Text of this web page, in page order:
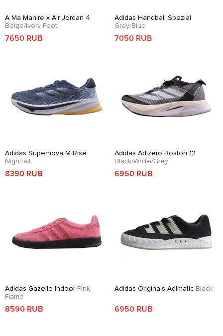
A Ma Manire x Air Jordan 4
Beige/Ivory Foot
7650 RUB
Adidas Handball Spezial
Grey/Blue
7050 RUB
Adidas Supernova M Rise
Nightfall
8390 RUB
Adidas Adizero Boston 12
Black/White/Grey
6950 RUB
Adidas Gazelle Indoor Pink
Flame
8590 RUB
Adidas Originals Adimatic Black
6950 RUB